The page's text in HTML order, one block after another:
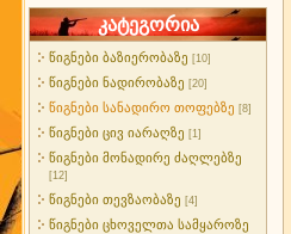
კატეგორია
წიგნები ბაზიერობაზე [10]
წიგნები ნადირობაზე [20]
წიგნები სანადირო თოფებზე [8]
წიგნები ცივ იარაღზე [1]
წიგნები მონადირე ძაღლებზე
[12]
წიგნები თევზაობაზე [4]
წიგნები ცხოველთა სამყაროზე